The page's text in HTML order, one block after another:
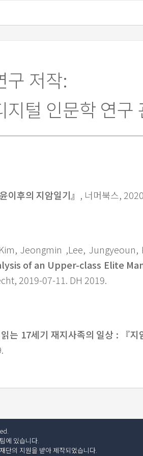
구 저작:
지털 인문학 연구
윤이후의 지암일기』 , 너머북스,
Jeongmin ,Lee, Jungyeoun,
of an Upper-class Elite
2019-07-11. DH 2019.
는 17세기 재지사족의 일상 : 『
에 있습니다.
단의 지원을 받아 제작되었습니다.